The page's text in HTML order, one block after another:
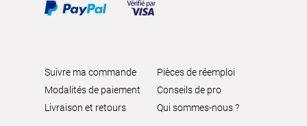
Suivre ma commande
Modalités de paiement
Livraison et retours
Pièces de réemploi
Conseils de pro
Qui sommes-nous ?